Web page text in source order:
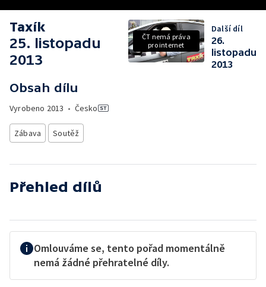
Taxík
25. listopadu
2013
Obsah dílu
Vyrobeno 2013 • Česko
Zábava Soutěž
ČT nemá práva
pro internet
Další díl
26.
listopadu
2013
Přehled dílů
Omlouváme se, tento pořad momentálně
nemá žádné přehratelné díly.